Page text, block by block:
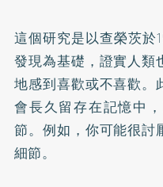
這個研究是以查榮茨
發現為基礎，證實人類
地感到喜歡或不喜歡。
會長久留存在記憶中
節。例如，你可能很討
細節。